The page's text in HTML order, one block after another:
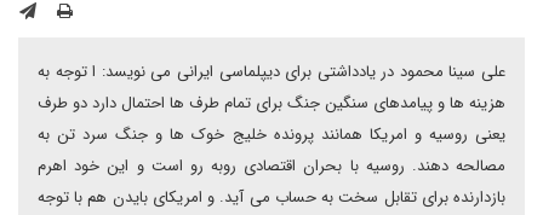
علی سینا محمود در یادداشتی برای دیپلماسی ایرانی می نویسد: ا توجه به
هزینه ها و پیامدهای سنگین جنگ برای تمام طرف ها احتمال دارد دو طرف
یعنی روسیه و امریکا همانند پرونده خلیج خوک ها و جنگ سرد تن به
مصالحه دهند. روسیه با بحران اقتصادی روبه رو است و این خود اهرم
بازدارنده برای تقابل سخت به حساب می آید. و امریکای بایدن هم با توجه